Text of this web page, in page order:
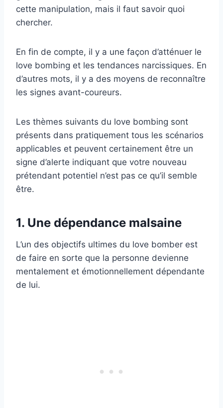
cette manipulation, mais il faut savoir quoi
chercher.
En fin de compte, il y a une façon d’atténuer le
love bombing et les tendances narcissiques. En
d’autres mots, il y a des moyens de reconnaître
les signes avant-coureurs.
Les thèmes suivants du love bombing sont
présents dans pratiquement tous les scénarios
applicables et peuvent certainement être un
signe d’alerte indiquant que votre nouveau
prétendant potentiel n’est pas ce qu’il semble
être.
1. Une dépendance malsaine
L’un des objectifs ultimes du love bomber est
de faire en sorte que la personne devienne
mentalement et émotionnellement dépendante
de lui.